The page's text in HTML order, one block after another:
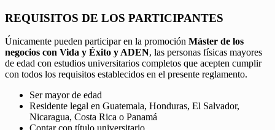
REQUISITOS DE LOS PARTICIPANTES
Únicamente pueden participar en la promoción Máster de los
negocios con Vida y Éxito y ADEN, las personas físicas mayores
de edad con estudios universitarios completos que acepten cumplir
con todos los requisitos establecidos en el presente reglamento.
Ser mayor de edad
Residente legal en Guatemala, Honduras, El Salvador,
Nicaragua, Costa Rica o Panamá